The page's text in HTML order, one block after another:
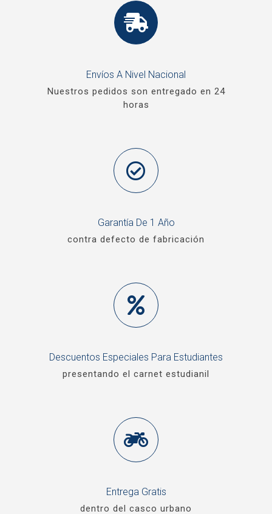
Envíos A Nivel Nacional
Nuestros pedidos son entregado en 24
horas
Garantía De 1 Año
contra defecto de fabricación
Descuentos Especiales Para Estudiantes
presentando el carnet estudianil
Entrega Gratis
dentro del casco urbano